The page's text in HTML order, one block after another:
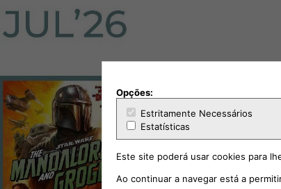
Opções:
Estritamente Necessários
Estatísticas
Este site poderá usar cookies para
Ao continuar a navegar está a